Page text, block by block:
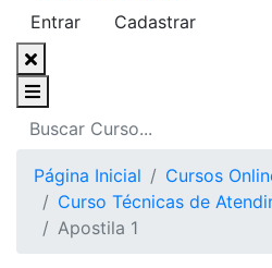
Entrar
Cadastrar
Página Inicial
Cursos
Curso Técnicas de
Apostila 1